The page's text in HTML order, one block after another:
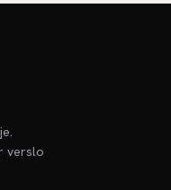
verslo